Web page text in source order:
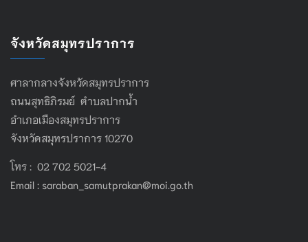
จังหวัดสมุทรปราการ
ศาลากลางจังหวัดสมุทรปราการ
ถนนสุทธิภิรมย์ ตำบลปากน้ำ
อำเภอเมืองสมุทรปราการ
จังหวัดสมุทรปราการ 10270
โทร : 02 702 5021-4
Email : saraban_samutprakan@moi.go.th